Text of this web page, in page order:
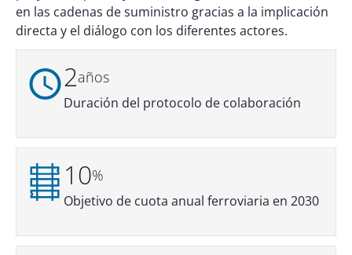
en las cadenas de suministro gracias a la implicación
directa y el diálogo con los diferentes actores.
2años
Duración del protocolo de colaboración
10%
Objetivo de cuota anual ferroviaria en 2030